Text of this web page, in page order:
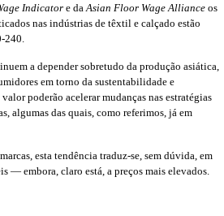
Indicator e daAsian Floor Wage Alliance os
nas indústrias de têxtil e calçado estão
240.
a depender sobretudo da produção asiática,
em torno da sustentabilidade e
poderão acelerar mudanças nas estratégias
algumas das quais, como referimos, já em
esta tendência traduz-se, sem dúvida, em
— embora, claro está, a preços mais elevados.